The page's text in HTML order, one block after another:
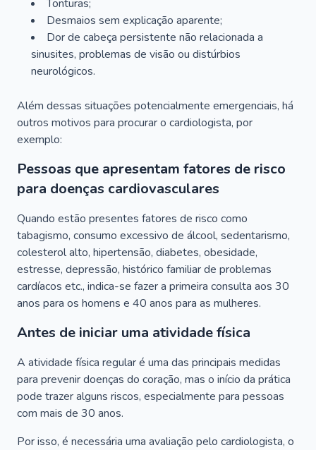
Tonturas;
Desmaios sem explicação aparente;
Dor de cabeça persistente não relacionada a
sinusites, problemas de visão ou distúrbios
neurológicos.
Além dessas situações potencialmente emergenciais, há
outros motivos para procurar o cardiologista, por
exemplo:
Pessoas que apresentam fatores de risco
para doenças cardiovasculares
Quando estão presentes fatores de risco como
tabagismo, consumo excessivo de álcool, sedentarismo,
colesterol alto, hipertensão, diabetes, obesidade,
estresse, depressão, histórico familiar de problemas
cardíacos etc., indica-se fazer a primeira consulta aos 30
anos para os homens e 40 anos para as mulheres.
Antes de iniciar uma atividade física
A atividade física regular é uma das principais medidas
para prevenir doenças do coração, mas o início da prática
pode trazer alguns riscos, especialmente para pessoas
com mais de 30 anos.
Por isso, é necessária uma avaliação pelo cardiologista, o